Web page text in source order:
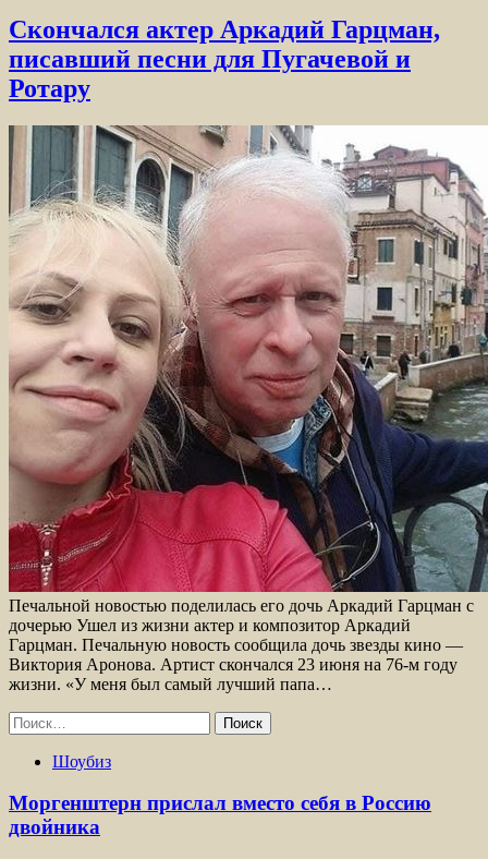
Скончался актер Аркадий Гарцман,
писавший песни для Пугачевой и
Ротару
Печальной новостью поделилась его дочь Аркадий Гарцман с
дочерью Ушел из жизни актер и композитор Аркадий
Гарцман. Печальную новость сообщила дочь звезды кино —
Виктория Аронова. Артист скончался 23 июня на 76-м году
жизни. «У меня был самый лучший папа…
Найти:
Шоубиз
Моргенштерн прислал вместо себя в Россию
двойника